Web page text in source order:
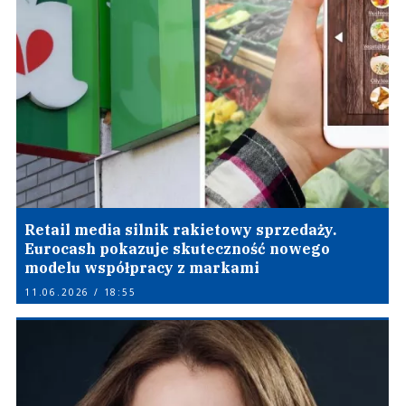
Retail media silnik rakietowy sprzedaży.
Eurocash pokazuje skuteczność nowego
modelu współpracy z markami
11.06.2026 / 18:55